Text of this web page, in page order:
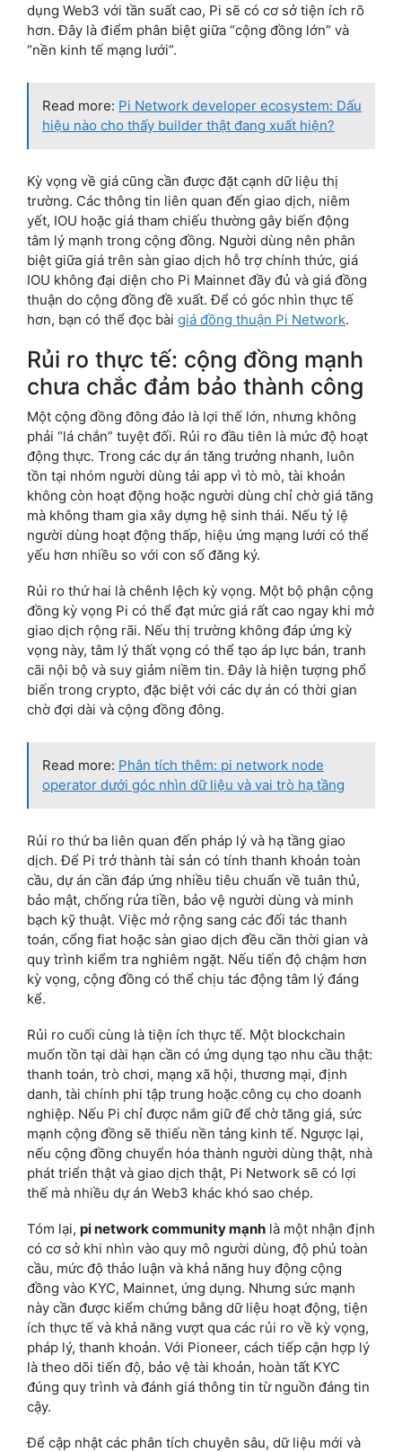
dụng Web3 với tần suất cao, Pi sẽ có cơ sở tiện ích rõ
hơn. Đây là điểm phân biệt giữa “cộng đồng lớn” và
“nền kinh tế mạng lưới”.
Read more: Pi Network developer ecosystem: Dấu
hiệu nào cho thấy builder thật đang xuất hiện?
Kỳ vọng về giá cũng cần được đặt cạnh dữ liệu thị
trường. Các thông tin liên quan đến giao dịch, niêm
yết, IOU hoặc giá tham chiếu thường gây biến động
tâm lý mạnh trong cộng đồng. Người dùng nên phân
biệt giữa giá trên sàn giao dịch hỗ trợ chính thức, giá
IOU không đại diện cho Pi Mainnet đầy đủ và giá đồng
thuận do cộng đồng đề xuất. Để có góc nhìn thực tế
hơn, bạn có thể đọc bài giá đồng thuận Pi Network.
Rủi ro thực tế: cộng đồng mạnh
chưa chắc đảm bảo thành công
Một cộng đồng đông đảo là lợi thế lớn, nhưng không
phải “lá chắn” tuyệt đối. Rủi ro đầu tiên là mức độ hoạt
động thực. Trong các dự án tăng trưởng nhanh, luôn
tồn tại nhóm người dùng tải app vì tò mò, tài khoản
không còn hoạt động hoặc người dùng chỉ chờ giá tăng
mà không tham gia xây dựng hệ sinh thái. Nếu tỷ lệ
người dùng hoạt động thấp, hiệu ứng mạng lưới có thể
yếu hơn nhiều so với con số đăng ký.
Rủi ro thứ hai là chênh lệch kỳ vọng. Một bộ phận cộng
đồng kỳ vọng Pi có thể đạt mức giá rất cao ngay khi mở
giao dịch rộng rãi. Nếu thị trường không đáp ứng kỳ
vọng này, tâm lý thất vọng có thể tạo áp lực bán, tranh
cãi nội bộ và suy giảm niềm tin. Đây là hiện tượng phổ
biến trong crypto, đặc biệt với các dự án có thời gian
chờ đợi dài và cộng đồng đông.
Read more: Phân tích thêm: pi network node
operator dưới góc nhìn dữ liệu và vai trò hạ tầng
Rủi ro thứ ba liên quan đến pháp lý và hạ tầng giao
dịch. Để Pi trở thành tài sản có tính thanh khoản toàn
cầu, dự án cần đáp ứng nhiều tiêu chuẩn về tuân thủ,
bảo mật, chống rửa tiền, bảo vệ người dùng và minh
bạch kỹ thuật. Việc mở rộng sang các đối tác thanh
toán, cổng fiat hoặc sàn giao dịch đều cần thời gian và
quy trình kiểm tra nghiêm ngặt. Nếu tiến độ chậm hơn
kỳ vọng, cộng đồng có thể chịu tác động tâm lý đáng
kể.
Rủi ro cuối cùng là tiện ích thực tế. Một blockchain
muốn tồn tại dài hạn cần có ứng dụng tạo nhu cầu thật:
thanh toán, trò chơi, mạng xã hội, thương mại, định
danh, tài chính phi tập trung hoặc công cụ cho doanh
nghiệp. Nếu Pi chỉ được nắm giữ để chờ tăng giá, sức
mạnh cộng đồng sẽ thiếu nền tảng kinh tế. Ngược lại,
nếu cộng đồng chuyển hóa thành người dùng thật, nhà
phát triển thật và giao dịch thật, Pi Network sẽ có lợi
thế mà nhiều dự án Web3 khác khó sao chép.
Tóm lại, pi network community mạnh là một nhận định
có cơ sở khi nhìn vào quy mô người dùng, độ phủ toàn
cầu, mức độ thảo luận và khả năng huy động cộng
đồng vào KYC, Mainnet, ứng dụng. Nhưng sức mạnh
này cần được kiểm chứng bằng dữ liệu hoạt động, tiện
ích thực tế và khả năng vượt qua các rủi ro về kỳ vọng,
pháp lý, thanh khoản. Với Pioneer, cách tiếp cận hợp lý
là theo dõi tiến độ, bảo vệ tài khoản, hoàn tất KYC
đúng quy trình và đánh giá thông tin từ nguồn đáng tin
cậy.
Để cập nhật các phân tích chuyên sâu, dữ liệu mới và